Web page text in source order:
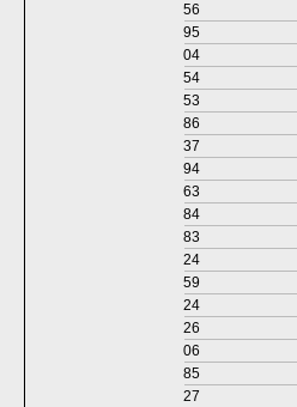
56
95
04
54
53
86
37
94
63
84
83
24
59
24
26
06
85
27